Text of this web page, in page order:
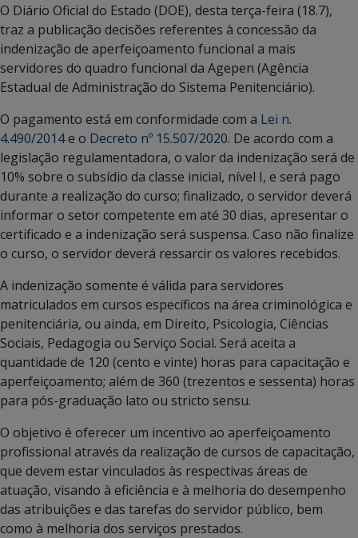
O Diário Oficial do Estado (DOE), desta terça-feira (18.7),
traz a publicação decisões referentes à concessão da
indenização de aperfeiçoamento funcional a mais
servidores do quadro funcional da Agepen (Agência
Estadual de Administração do Sistema Penitenciário).
O pagamento está em conformidade com a Lei n.
4.490/2014e o Decreto nº 15.507/2020. De acordo com a
legislação regulamentadora, o valor da indenização será de
10% sobre o subsídio da classe inicial, nível I, e será pago
durante a realização do curso; finalizado, o servidor deverá
informar o setor competente em até 30 dias, apresentar o
certificado e a indenização será suspensa. Caso não finalize
o curso, o servidor deverá ressarcir os valores recebidos.
A indenização somente é válida para servidores
matriculados em cursos específicos na área criminológica e
penitenciária, ou ainda, em Direito, Psicologia, Ciências
Sociais, Pedagogia ou Serviço Social. Será aceita a
quantidade de 120 (cento e vinte) horas para capacitação e
aperfeiçoamento; além de 360 (trezentos e sessenta) horas
para pós-graduação lato ou stricto sensu.
O objetivo é oferecer um incentivo ao aperfeiçoamento
profissional através da realização de cursos de capacitação,
que devem estar vinculados às respectivas áreas de
atuação, visando à eficiência e à melhoria do desempenho
das atribuições e das tarefas do servidor público, bem
como à melhoria dos serviços prestados.